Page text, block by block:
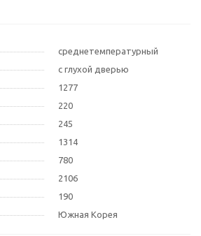
среднетемпературный
с глухой дверью
1277
220
245
1314
780
2106
190
Южная Корея